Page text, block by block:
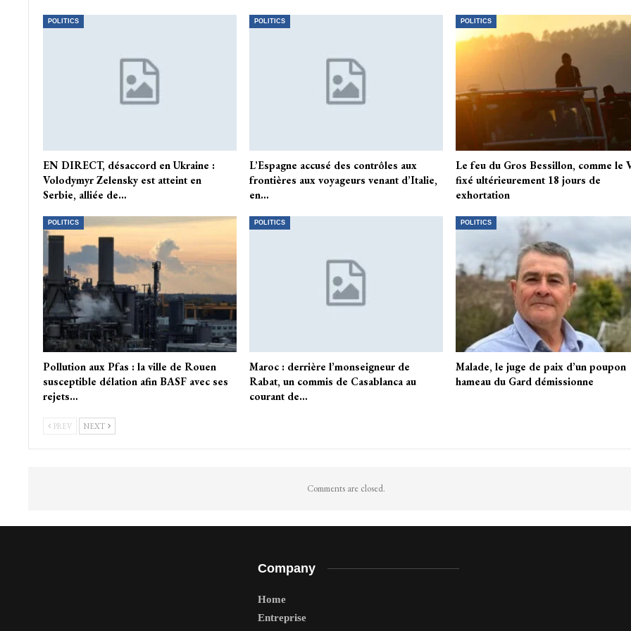
POLITICS
EN DIRECT, désaccord en Ukraine :
Volodymyr Zelensky est atteint en
Serbie, alliée de…
POLITICS
L’Espagne accusé des contrôles aux
frontières aux voyageurs venant d’Italie,
en…
POLITICS
Le feu du Gros Bessillon, comme le
fixé ultérieurement 18 jours de
exhortation
POLITICS
Pollution aux Pfas : la ville de Rouen
susceptible délation afin BASF avec ses
rejets…
POLITICS
Maroc : derrière l’monseigneur de
Rabat, un commis de Casablanca au
courant de…
POLITICS
Malade, le juge de paix d’un poupon
hameau du Gard démissionne
PREV NEXT
Comments are closed.
Company
Home
Entreprise